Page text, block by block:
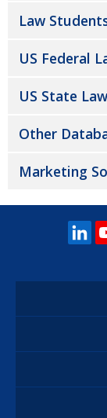
Law
US Federal
US State Law
Other
Marketing